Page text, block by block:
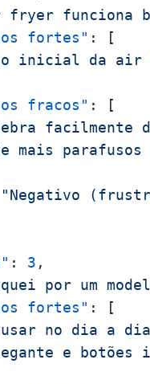
fryer funciona
fortes" :
[
inicial da
fracos" :
[
facilmente
mais parafusos
"Negativo
: 3 ,
por um
fortes" :
[
no dia a
e